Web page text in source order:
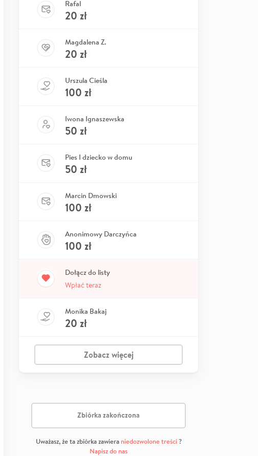
Rafal
20 zł
Magdalena Z.
20 zł
Urszula Cieśla
100 zł
Iwona Ignaszewska
50 zł
Pies I dziecko w domu
50 zł
Marcin Dmowski
100 zł
Anonimowy Darczyńca
100 zł
Dołącz do listy
Wpłać teraz
Monika Bakaj
20 zł
Zobacz więcej
Zbiórka zakończona
Uważasz, że ta zbiórka zawiera niedozwolone treści?
Napisz do nas